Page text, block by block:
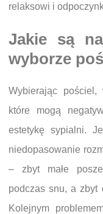
relaksowi i
Jakie są
wyborze
Wybierając pościel,
które mogą
estetykę sypialni.
niedopasowanie
– zbyt małe
podczas snu, a zbyt
Kolejnym